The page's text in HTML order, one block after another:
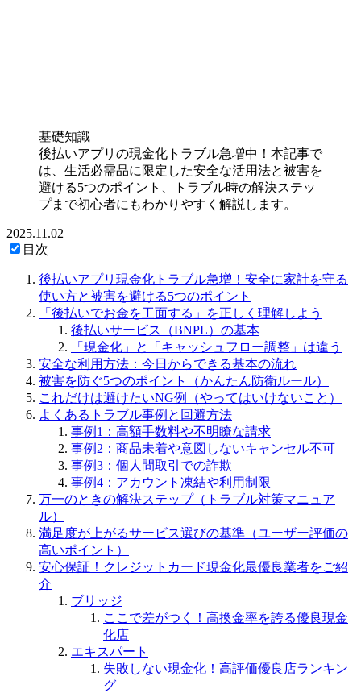
基礎知識
後払いアプリの現金化トラブル急増中！本記事で
は、生活必需品に限定した安全な活用法と被害を
避ける5つのポイント、トラブル時の解決ステッ
プまで初心者にもわかりやすく解説します。
2025.11.02
目次
後払いアプリ現金化トラブル急増！安全に家計を守る
使い方と被害を避ける5つのポイント
「後払いでお金を工面する」を正しく理解しよう
後払いサービス（BNPL）の基本
「現金化」と「キャッシュフロー調整」は違う
安全な利用方法：今日からできる基本の流れ
被害を防ぐ5つのポイント（かんたん防衛ルール）
これだけは避けたいNG例（やってはいけないこと）
よくあるトラブル事例と回避方法
事例1：高額手数料や不明瞭な請求
事例2：商品未着や意図しないキャンセル不可
事例3：個人間取引での詐欺
事例4：アカウント凍結や利用制限
万一のときの解決ステップ（トラブル対策マニュア
ル）
満足度が上がるサービス選びの基準（ユーザー評価の
高いポイント）
安心保証！クレジットカード現金化最優良業者をご紹
介
ブリッジ
ここで差がつく！高換金率を誇る優良現金
化店
エキスパート
失敗しない現金化！高評価優良店ランキン
グ